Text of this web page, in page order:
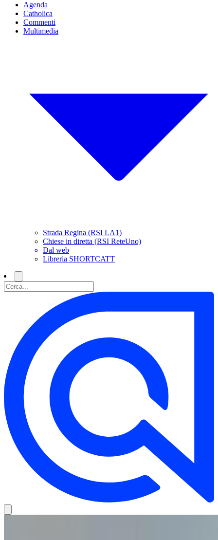
Agenda
Catholica
Commenti
Multimedia
Strada Regina (RSI LA1)
Chiese in diretta (RSI ReteUno)
Dal web
Libreria SHORTCATT